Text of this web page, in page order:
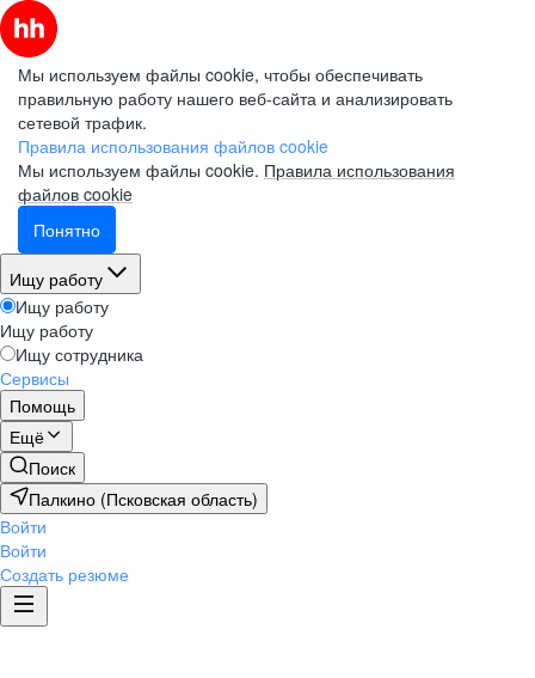
Мы используем файлы cookie, чтобы обеспечивать
правильную работу нашего веб-сайта и анализировать
сетевой трафик.
Правила использования файлов cookie
Мы используем файлы cookie. Правила использования
файлов cookie
Понятно
Ищу работу
Ищу работу
Ищу работу
Ищу сотрудника
Сервисы
Помощь
Ещё
Поиск
Палкино (Псковская область)
Войти
Войти
Создать резюме